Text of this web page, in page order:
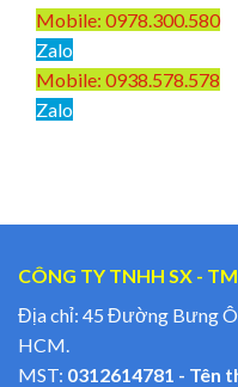
Mobile: 0978.300.580
Zalo
Mobile: 0938.578.578
Zalo
CÔNG TY TNHH SX -
Địa chỉ: 45 Đường Bưng
HCM.
MST: 0312614781 - Tên